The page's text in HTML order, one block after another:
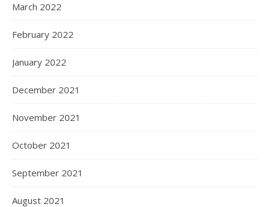
March 2022
February 2022
January 2022
December 2021
November 2021
October 2021
September 2021
August 2021